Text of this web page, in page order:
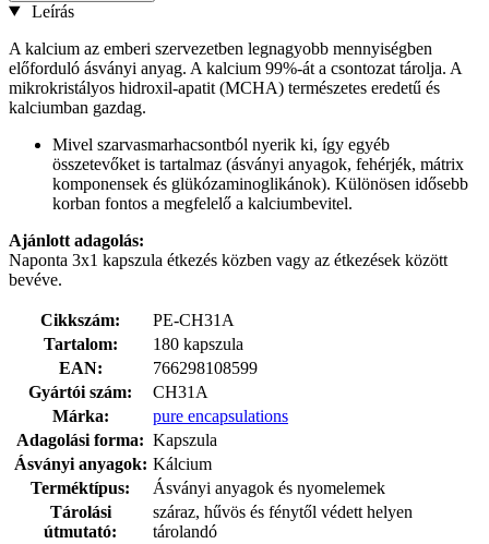
Leírás
A kalcium az emberi szervezetben legnagyobb mennyiségben
előforduló ásványi anyag. A kalcium 99%-át a csontozat tárolja. A
mikrokristályos hidroxil-apatit (MCHA) természetes eredetű és
kalciumban gazdag.
Mivel szarvasmarhacsontból nyerik ki, így egyéb
összetevőket is tartalmaz (ásványi anyagok, fehérjék, mátrix
komponensek és glükózaminoglikánok). Különösen idősebb
korban fontos a megfelelő a kalciumbevitel.
Ajánlott adagolás:
Naponta 3x1 kapszula étkezés közben vagy az étkezések között
bevéve.
Cikkszám:
PE-CH31A
Tartalom:
180 kapszula
EAN:
766298108599
Gyártói szám:
CH31A
Márka:
pure encapsulations
Adagolási forma: Kapszula
Ásványi anyagok: Kálcium
Terméktípus:
Ásványi anyagok és nyomelemek
Tárolási
útmutató:
száraz, hűvös és fénytől védett helyen
tárolandó